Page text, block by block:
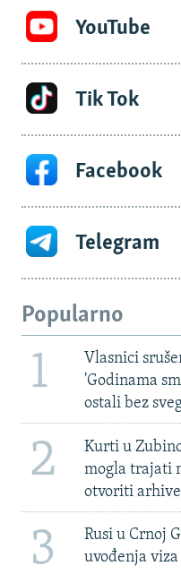
YouTube
Tik Tok
Facebook
Telegram
Popularno
1
Vlasnici
'Godinama
ostali bez
2
Kurti u
mogla trajati
otvoriti arhive
3
Rusi u Crnoj
uvođenja viza